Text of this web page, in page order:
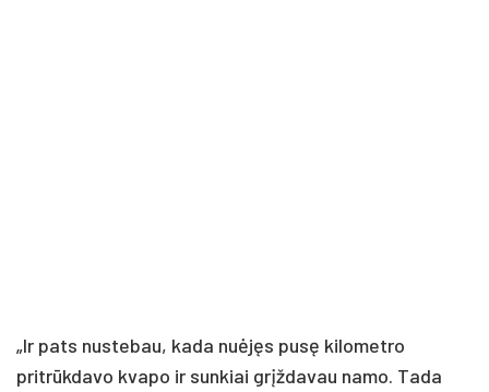
„Ir pats nustebau, kada nuėjęs pusę kilometro
pritrūkdavo kvapo ir sunkiai grįždavau namo. Tada